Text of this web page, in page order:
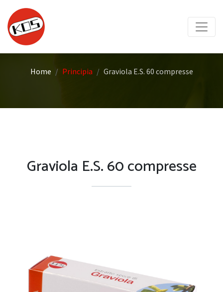
Home Principia Graviola E.S. 60 compresse
Graviola E.S. 60 compresse